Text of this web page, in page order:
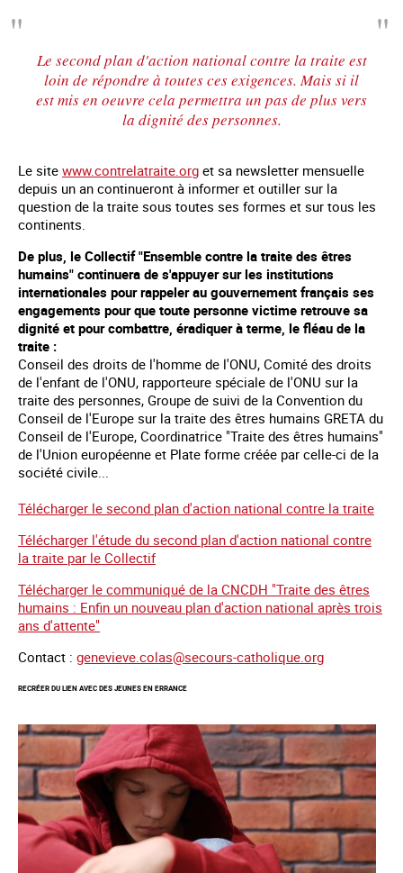
Le second plan d'action national contre la traite est
loin de répondre à toutes ces exigences. Mais si il
est mis en oeuvre cela permettra un pas de plus vers
la dignité des personnes.
Le site www.contrelatraite.org et sa newsletter mensuelle
depuis un an continueront à informer et outiller sur la
question de la traite sous toutes ses formes et sur tous les
continents.
De plus, le Collectif "Ensemble contre la traite des êtres
humains" continuera de s'appuyer sur les institutions
internationales pour rappeler au gouvernement français ses
engagements pour que toute personne victime retrouve sa
dignité et pour combattre, éradiquer à terme, le fléau de la
traite :
Conseil des droits de l'homme de l'ONU, Comité des droits
de l'enfant de l'ONU, rapporteure spéciale de l'ONU sur la
traite des personnes, Groupe de suivi de la Convention du
Conseil de l'Europe sur la traite des êtres humains GRETA du
Conseil de l'Europe, Coordinatrice "Traite des êtres humains"
de l'Union européenne et Plate forme créée par celle-ci de la
société civile...
Télécharger le second plan d'action national contre la traite
Télécharger l'étude du second plan d'action national contre
la traite par le Collectif
Télécharger le communiqué de la CNCDH "Traite des êtres
humains : Enfin un nouveau plan d'action national après trois
ans d'attente"
Contact : genevieve.colas@secours-catholique.org
RECRÉER DU LIEN AVEC DES JEUNES EN ERRANCE